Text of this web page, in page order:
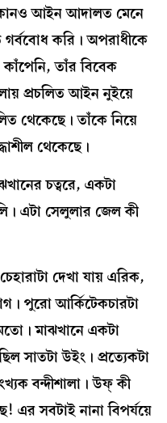
আইন আদালত মেনে
করি। অপরাধীকে
তাঁর বিবেক
প্রচলিত আইন নুইয়ে
থেকেছে। তাঁকে নিয়ে
থেকেছে।
চত্বরে, একটা
এটা সেলুলার জেল কী
দেখা যায় এরিক,
পুরো আর্কিটেকচারটা
মতো। মাঝখানে একটা
সাতটা উইং। প্রত্যেকটা
বন্দীশালা। উফ্ কী
এর সবটাই নানা বিপর্যয়ে